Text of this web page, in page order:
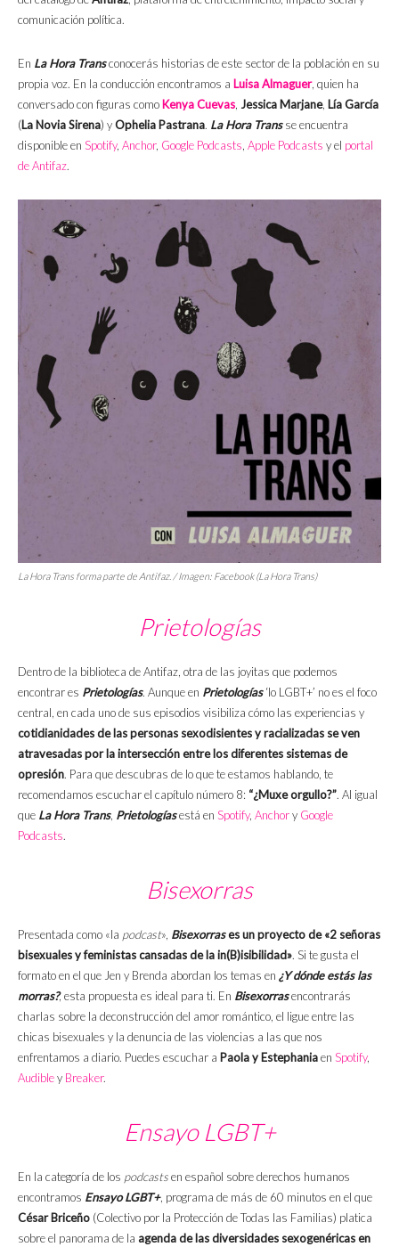
comunicación política.
En La Hora Transconocerás historias de este sector de la población en su
propia voz. En la conducción encontramos a Luisa Almaguer, quien ha
conversado con figuras como Kenya Cuevas, Jessica Marjane, Lía García
(La Novia Sirena) yOphelia Pastrana. La Hora Trans se encuentra
disponible en Spotify, Anchor, Google Podcasts, Apple Podcasts y el portal
de Antifaz.
La Hora Trans forma parte de Antifaz. / Imagen: Facebook (La Hora Trans)
Prietologías
Dentro de la biblioteca de Antifaz, otra de las joyitas que podemos
encontrar es Prietologías. Aunque en Prietologías‘lo LGBT+’ no es el foco
central, en cada uno de sus episodios visibiliza cómo las experiencias y
cotidianidades de las personas sexodisientes y racializadas se ven
atravesadas por la intersección entre los diferentes sistemas de
opresión. Para que descubras de lo que te estamos hablando, te
recomendamos escuchar el capítulo número 8: “¿Muxe orgullo?”. Al igual
que La Hora Trans, Prietologíasestá en Spotify, Anchory Google
Podcasts.
Bisexorras
Presentada como «la podcast», Bisexorrases un proyecto de «2 señoras
bisexuales y feministas cansadas de la in(B)isibilidad». Si te gusta el
formato en el que Jen y Brenda abordan los temas en ¿Y dónde estás las
morras?, esta propuesta es ideal para ti. En Bisexorrasencontrarás
charlas sobre la deconstrucción del amor romántico, el ligue entre las
chicas bisexuales y la denuncia de las violencias a las que nos
enfrentamos a diario. Puedes escuchar a Paola y Estephaniaen Spotify,
Audibley Breaker.
Ensayo LGBT+
En la categoría de los podcastsen español sobre derechos humanos
encontramos Ensayo LGBT+, programa de más de 60 minutos en el que
César Briceño (Colectivo por la Protección de Todas las Familias) platica
sobre el panorama de la agenda de las diversidades sexogenéricas en